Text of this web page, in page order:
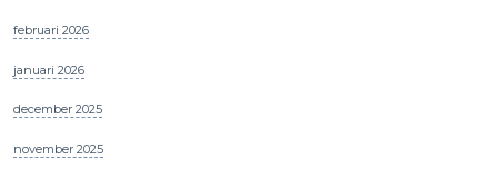
februari 2026
januari 2026
december 2025
november 2025